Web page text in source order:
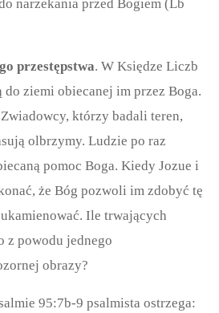
narzekania przed Bogiem (Lb
przestępstwa. W Księdze Liczb
ziemi obiecanej im przez Boga.
którzy badali teren,
olbrzymy. Ludzie po raz
pomoc Boga. Kiedy Jozue i
że Bóg pozwoli im zdobyć tę
Ile trwających
z powodu jednego
obrazy?
95:7b-9 psalmista ostrzega: